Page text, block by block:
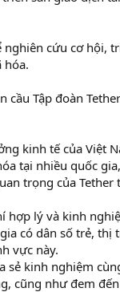
cứu cơ hội,
hóa.
Tập đoàn
kinh tế của Việt
tại nhiều quốc
trọng của Tether
hợp lý và kinh
có dân số trẻ,
vực này.
sẻ kinh nghiệm
cũng như đem